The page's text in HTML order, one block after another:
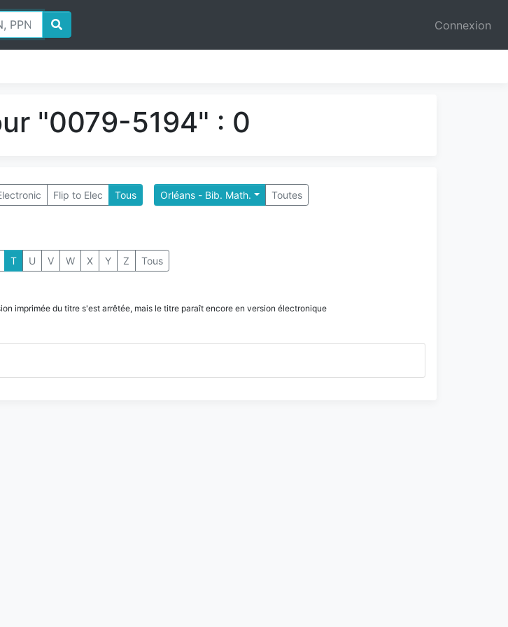
Connexion
"0079-5194" : 0
Flip to Elec Tous Orléans - Bib. Math. Toutes
T U V W X Y Z Tous
imprimée du titre s'est arrêtée, mais le titre paraît encore en version électronique